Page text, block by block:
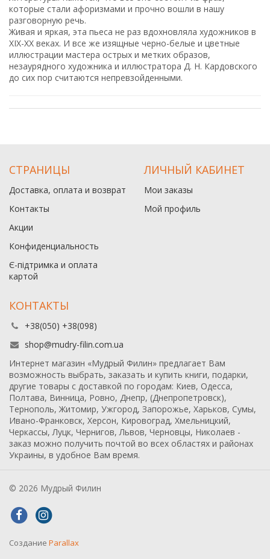
которые стали афоризмами и прочно вошли в нашу
разговорную речь.
Живая и яркая, эта пьеса не раз вдохновляла художников в
XIX-XX веках. И все же изящные черно-белые и цветные
иллюстрации мастера острых и метких образов,
незаурядного художника и иллюстратора Д. Н. Кардовского
до сих пор считаются непревзойденными.
СТРАНИЦЫ
Доставка, оплата и возврат
Контакты
Акции
Конфиденциальность
Є-підтримка и оплата
картой
ЛИЧНЫЙ КАБИНЕТ
Мои заказы
Мой профиль
КОНТАКТЫ
+38(050) +38(098)
shop@mudry-filin.com.ua
Интернет магазин «Мудрый Филин» предлагает Вам
возможность выбрать, заказать и купить книги, подарки,
другие товары с доставкой по городам: Киев, Одесса,
Полтава, Винница, Ровно, Днепр, (Днепропетровск),
Тернополь, Житомир, Ужгород, Запорожье, Харьков, Сумы,
Ивано-Франковск, Херсон, Кировоград, Хмельницкий,
Черкассы, Луцк, Чернигов, Львов, Черновцы, Николаев -
заказ можно получить почтой во всех областях и районах
Украины, в удобное Вам время.
© 2026 Мудрый Филин
Создание Parallax